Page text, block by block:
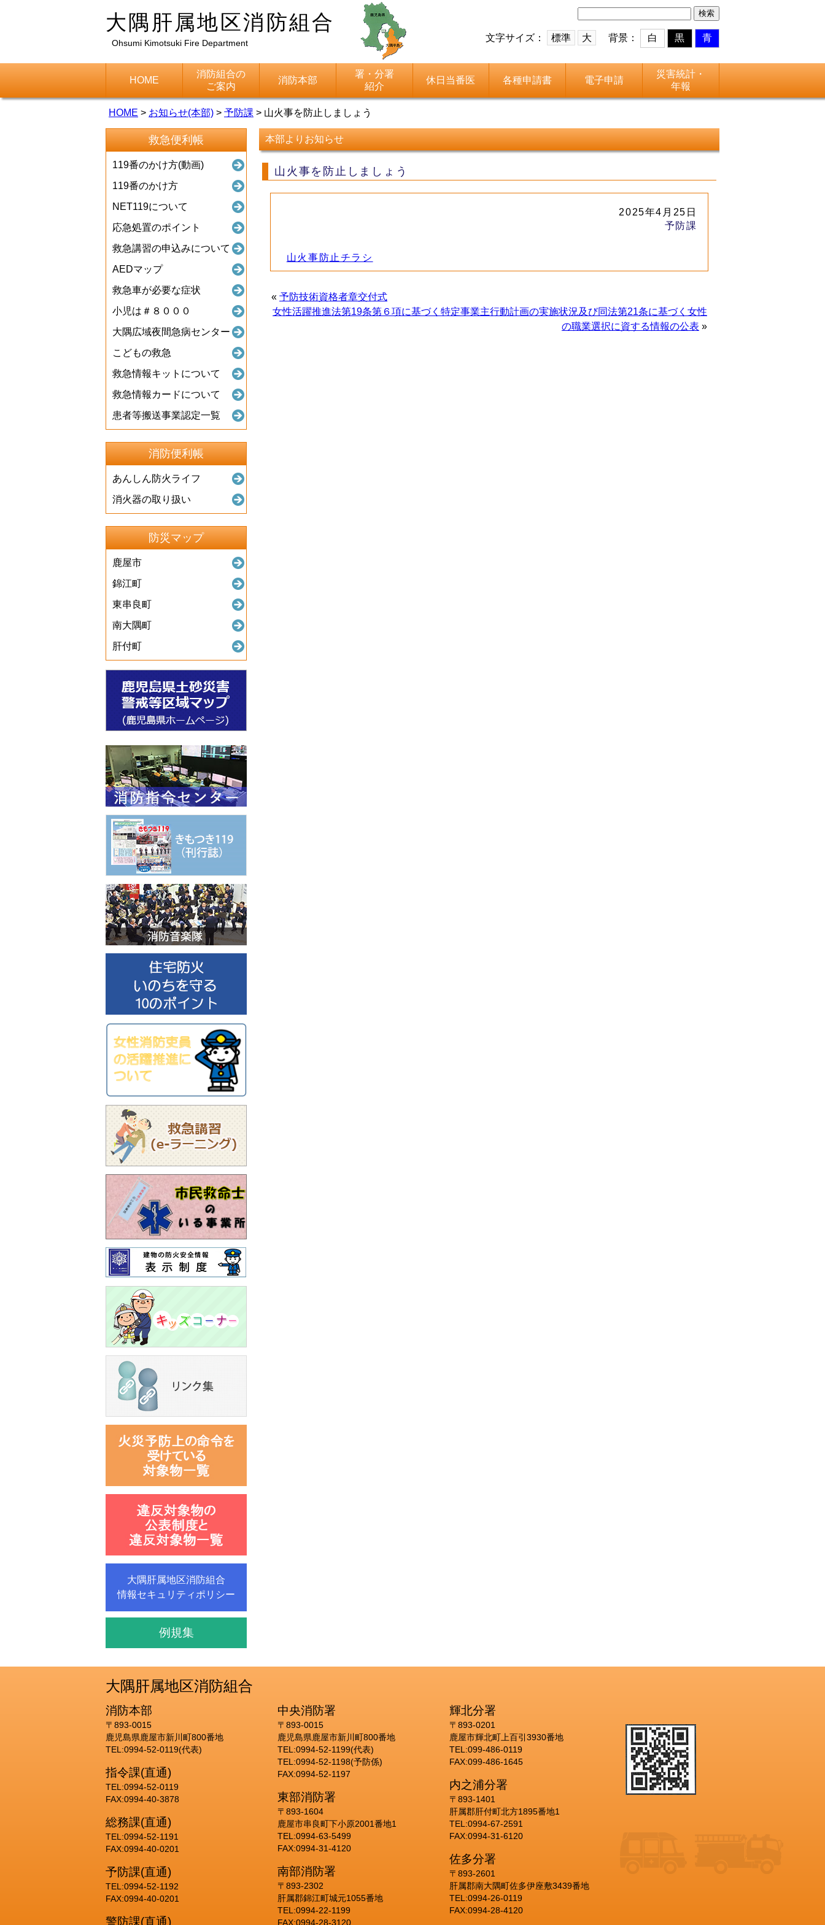
大隅肝属地区消防組合
Ohsumi Kimotsuki Fire Department
検
索:
文字サイズ：
標準 大 背景： 白 黒 青
HOME
消防組合の
ご案内
消防本部
署・分署
紹介
休日当番医 各種申請書 電子申請
災害統計・
年報
HOME > お知らせ(本部) > 予防課 > 山火事を防止しましょう
本部よりお知らせ
山火事を防止しましょう
2025年4月25日
予防課
山火事防止チラシ
« 予防技術資格者章交付式
女性活躍推進法第19条第６項に基づく特定事業主行動計画の実施状況及び同法第21条に基づく女性
の職業選択に資する情報の公表 »
救急便利帳
119番のかけ方(動画)
119番のかけ方
NET119について
応急処置のポイント
救急講習の申込みについて
AEDマップ
救急車が必要な症状
小児は＃８０００
大隅広域夜間急病センター
こどもの救急
救急情報キットについて
救急情報カードについて
患者等搬送事業認定一覧
消防便利帳
あんしん防火ライフ
消火器の取り扱い
防災マップ
鹿屋市
錦江町
東串良町
南大隅町
肝付町
大隅肝属地区消防組合
情報セキュリティポリシー
例規集
大隅肝属地区消防組合
消防本部
〒893-0015
鹿児島県鹿屋市新川町800番地
TEL:0994-52-0119(代表)
指令課(直通)
TEL:0994-52-0119
FAX:0994-40-3878
総務課(直通)
TEL:0994-52-1191
FAX:0994-40-0201
予防課(直通)
TEL:0994-52-1192
FAX:0994-40-0201
警防課(直通)
中央消防署
〒893-0015
鹿児島県鹿屋市新川町800番地
TEL:0994-52-1199(代表)
TEL:0994-52-1198(予防係)
FAX:0994-52-1197
東部消防署
〒893-1604
鹿屋市串良町下小原2001番地1
TEL:0994-63-5499
FAX:0994-31-4120
南部消防署
〒893-2302
肝属郡錦江町城元1055番地
TEL:0994-22-1199
FAX:0994-28-3120
輝北分署
〒893-0201
鹿屋市輝北町上百引3930番地
TEL:099-486-0119
FAX:099-486-1645
内之浦分署
〒893-1401
肝属郡肝付町北方1895番地1
TEL:0994-67-2591
FAX:0994-31-6120
佐多分署
〒893-2601
肝属郡南大隅町佐多伊座敷3439番地
TEL:0994-26-0119
FAX:0994-28-4120